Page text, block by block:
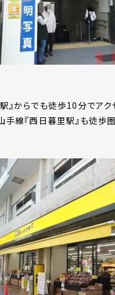
』からでも徒歩10分でアク
手線『西日暮里駅』も徒歩